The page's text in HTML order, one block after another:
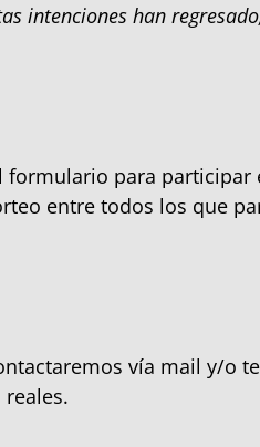
intenciones han
formulario para participar
entre todos los que
vía mail y/o